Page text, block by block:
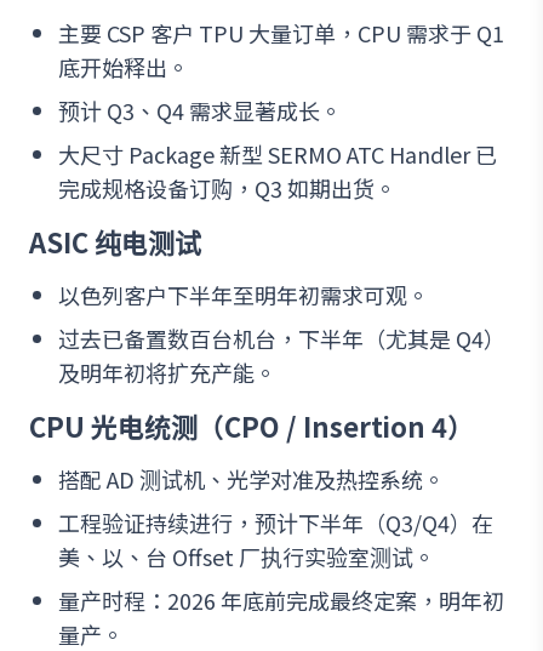
主要 CSP 客户 TPU 大量订单，CPU 需求于 Q1
底开始释出。
预计 Q3、Q4 需求显著成长。
大尺寸 Package 新型 SERMO ATC Handler 已
完成规格设备订购，Q3 如期出货。
ASIC 纯电测试
以色列客户下半年至明年初需求可观。
过去已备置数百台机台，下半年（尤其是 Q4）
及明年初将扩充产能。
CPU 光电统测（CPO / Insertion 4）
搭配 AD 测试机、光学对准及热控系统。
工程验证持续进行，预计下半年（Q3/Q4）在
美、以、台 Offset 厂执行实验室测试。
量产时程：2026 年底前完成最终定案，明年初
量产。